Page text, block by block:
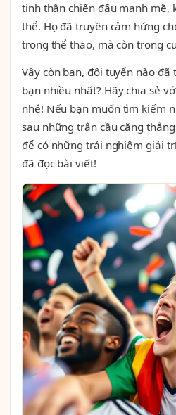
tinh thần chiến đấu mạnh mẽ,
thể. Họ đã truyền cảm hứng
trong thể thao, mà còn trong
Vậy còn bạn, đội tuyển nào đã
bạn nhiều nhất? Hãy chia sẻ
nhé! Nếu bạn muốn tìm kiếm
sau những trận cầu căng
để có những trải nghiệm giải
đã đọc bài viết!